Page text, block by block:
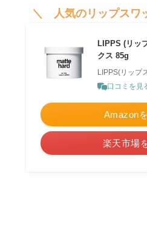
＼ 人気のリップスワ
LIPPS (リッ
クス 85g
LIPPS(リップ
口コミを見
Amazon
楽天市場